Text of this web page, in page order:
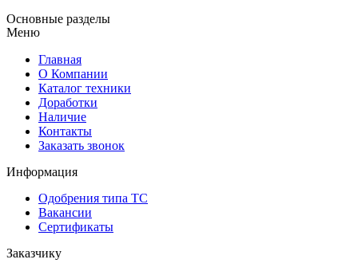
Основные разделы
Меню
Главная
О Компании
Каталог техники
Доработки
Наличие
Контакты
Заказать звонок
Информация
Одобрения типа ТС
Вакансии
Сертификаты
Заказчику